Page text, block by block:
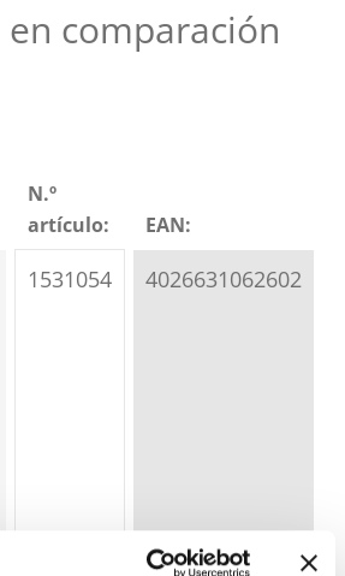
en comparación
N.º
artículo:
EAN:
1531054 4026631062602